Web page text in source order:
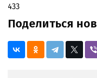
433
Поделиться